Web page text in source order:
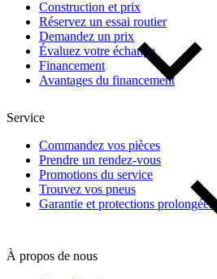
Construction et prix
Réservez un essai routier
Demandez un prix
Évaluez votre échange
Financement
Avantages du financement
Service
Commandez vos pièces
Prendre un rendez-vous
Promotions du service
Trouvez vos pneus
Garantie et protections prolongées
À propos de nous